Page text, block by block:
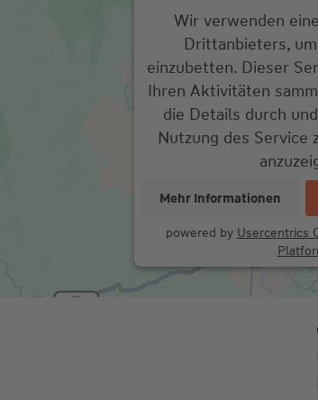
Wir verwenden
Drittanbieters,
einzubetten. Dieser
Ihren Aktivitäten
die Details durch
Nutzung des Service
Mehr Informationen
powered by Usercentrics